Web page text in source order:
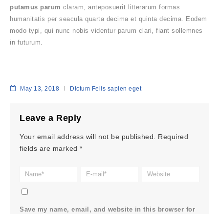
putamus parum claram, anteposuerit litterarum formas
humanitatis per seacula quarta decima et quinta decima. Eodem
modo typi, qui nunc nobis videntur parum clari, fiant sollemnes
in futurum.
May 13, 2018 Dictum Felis sapien eget
Leave a Reply
Your email address will not be published. Required
fields are marked *
Save my name, email, and website in this browser for